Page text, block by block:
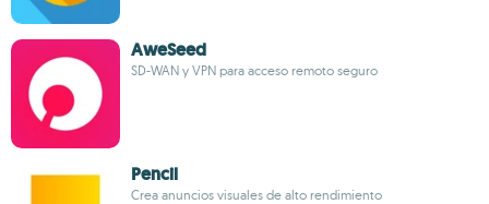
AweSeed
SD-WAN y VPN para acceso remoto seguro
Pencil
Crea anuncios visuales de alto rendimiento